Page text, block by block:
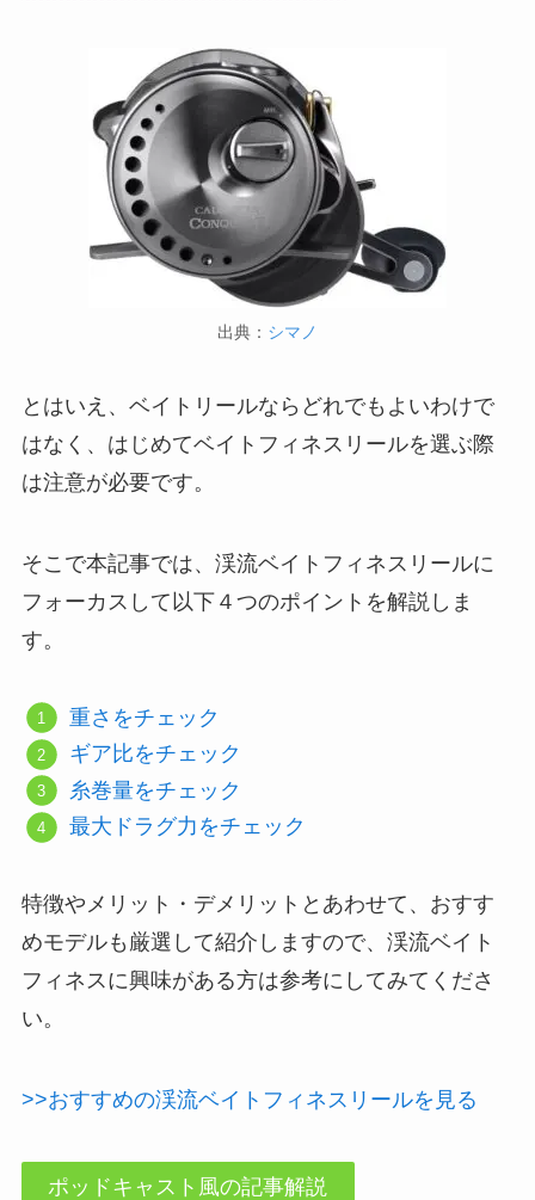
出典： シマノ
とはいえ、ベイトリールならどれでもよいわけで
はなく、はじめてベイトフィネスリールを選ぶ際
は注意が必要です。
そこで本記事では、渓流ベイトフィネスリールに
フォーカスして以下４つのポイントを解説しま
す。
重さをチェック
ギア比をチェック
糸巻量をチェック
最大ドラグ力をチェック
特徴やメリット・デメリットとあわせて、おすす
めモデルも厳選して紹介しますので、渓流ベイト
フィネスに興味がある方は参考にしてみてくださ
い。
>>おすすめの渓流ベイトフィネスリールを見る
ポッドキャスト風の記事解説